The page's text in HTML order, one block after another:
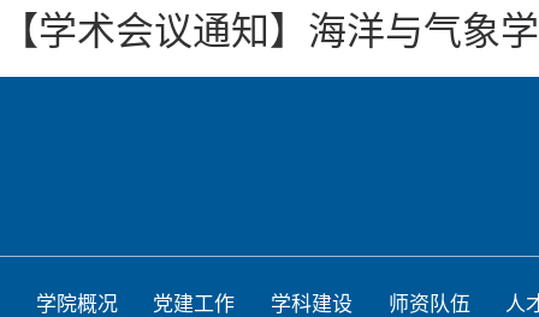
【学术会议通知】海洋与气象
学院概况 党建工作 学科建设 师资队伍 人